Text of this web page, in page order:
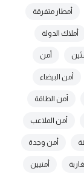
أمطار متفرقة
أملاك الدولة
أمن
أمن البيضاء
أمن الطاقة
أمن الملاعب
أمن وجدة
أمنيين